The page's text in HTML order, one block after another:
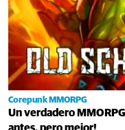
Corepunk MMORPG
Un verdadero
antes, pero mejor!